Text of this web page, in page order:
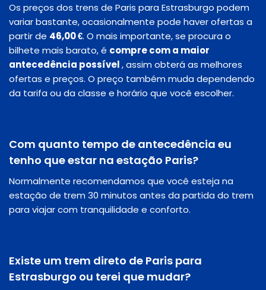
Os preços dos trens de Paris para Estrasburgo podem
variar bastante, ocasionalmente pode haver ofertas a
partir de 46,00 €. O mais importante, se procura o
bilhete mais barato, é compre com a maior
antecedência possível, assim obterá as melhores
ofertas e preços. O preço também muda dependendo
da tarifa ou da classe e horário que você escolher.
Com quanto tempo de antecedência eu
tenho que estar na estação Paris?
Normalmente recomendamos que você esteja na
estação de trem 30 minutos antes da partida do trem
para viajar com tranquilidade e conforto.
Existe um trem direto de Paris para
Estrasburgo ou terei que mudar?